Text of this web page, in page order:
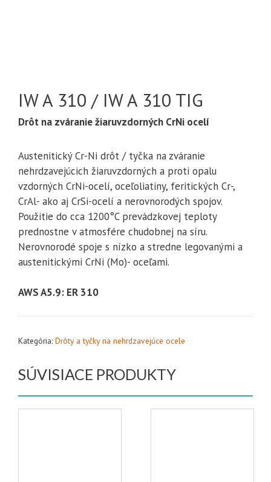
IW A 310 / IW A 310 TIG
Drôt na zváranie žiaruvzdorných CrNi ocelí
Austenitický Cr-Ni drôt / tyčka na zváranie
nehrdzavejúcich žiaruvzdorných a proti opalu
vzdorných CrNi-ocelí, oceľoliatiny, feritických Cr-,
CrAl- ako aj CrSi-ocelí a nerovnorodých spojov.
Použitie do cca 1200°C prevádzkovej teploty
prednostne v atmosfére chudobnej na síru.
Nerovnorodé spoje s nízko a stredne legovanými a
austenitickými CrNi (Mo)- oceľami.
AWS A5.9: ER 310
Kategória: Drôty a tyčky na nehrdzavejúce ocele
SÚVISIACE PRODUKTY